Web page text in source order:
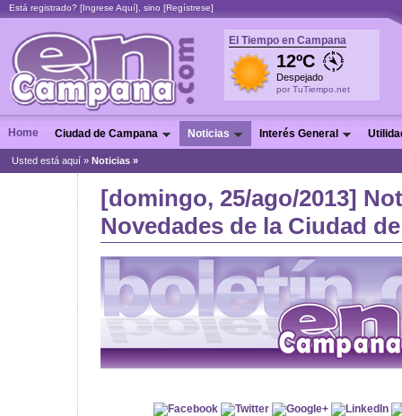
Está registrado? [Ingrese Aquí], sino [Regístrese]
El Tiempo en Campana
12ºC
Despejado
por TuTiempo.net
Home Ciudad de Campana Noticias Interés General
Usted está aquí » Noticias »
[domingo, 25/ago/2013]
Novedades de la Ciudad